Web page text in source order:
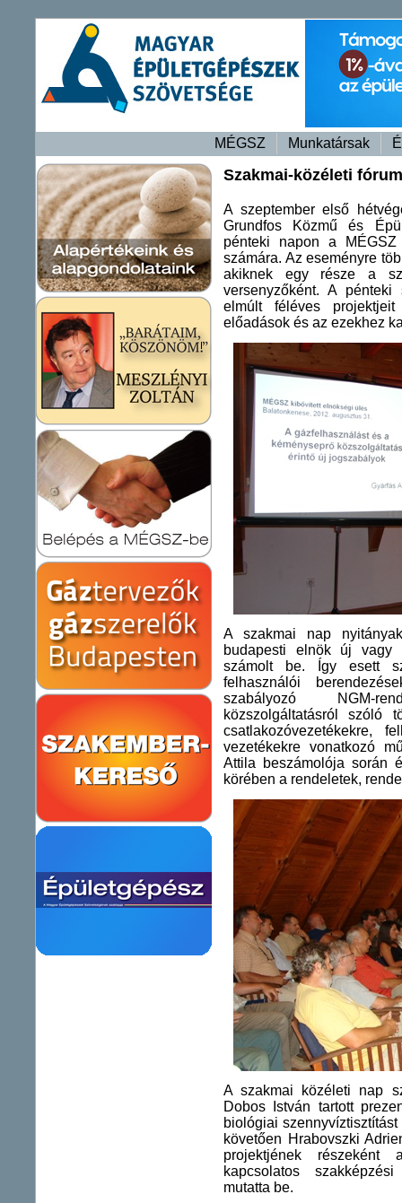
MÉGSZ Munkatársak
Szakmai-közéleti
A szeptember első
Grundfos Közmű és
pénteki napon a MÉGSZ
számára. Az eseményre
akiknek egy része a
versenyzőként. A
elmúlt féléves
előadások és az ezekhez
A szakmai nap
budapesti elnök új vagy
számolt be. Így esett
felhasználói
szabályozó NGM-
közszolgáltatásról szóló
csatlakozóvezetékekre,
vezetékekre vonatkozó
Attila beszámolója során
körében a rendeletek,
A szakmai közéleti nap
Dobos István tartott
biológiai
követően Hrabovszki
projektjének részeként
kapcsolatos
mutatta be.